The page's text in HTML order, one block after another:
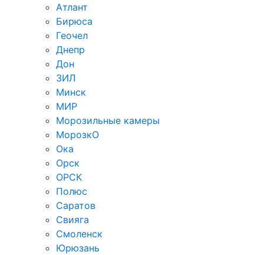
Атлант
Бирюса
Геочел
Днепр
Дон
ЗИЛ
Минск
МИР
Морозильные камеры
МорозкО
Ока
Орск
ОРСК
Полюс
Саратов
Свияга
Смоленск
Юрюзань